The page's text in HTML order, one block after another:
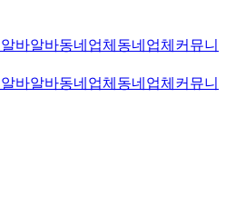
알바알바동네업체 동네업체 커뮤니
알바알바동네업체 동네업체 커뮤니